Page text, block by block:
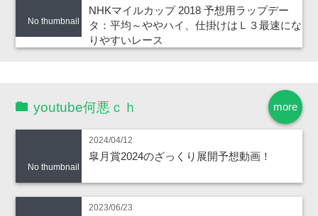
No thumbnail
NHKマイルカップ 2018 予想用ラップデー
タ：平均～ややハイ、仕掛けはＬ３最速にな
りやすいレース
more
youtube何悪ｃｈ
No thumbnail
2024/04/12
皐月賞2024のざっくり展開予想動画！
2023/06/23